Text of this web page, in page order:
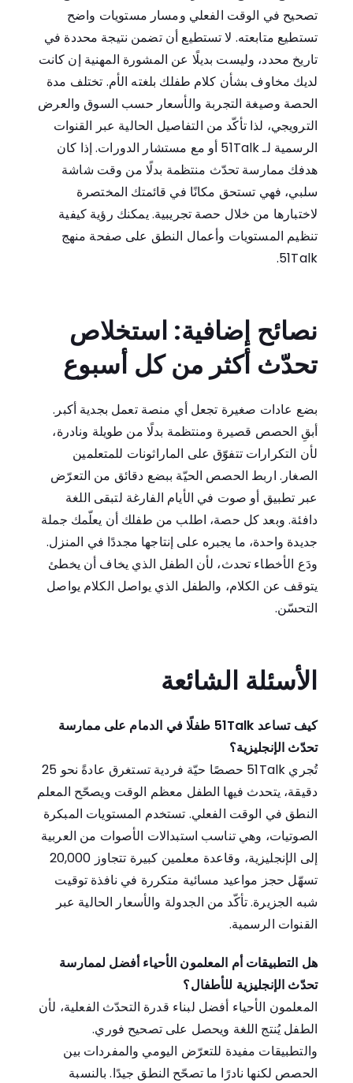
تصحيح في الوقت الفعلي ومسار مستويات واضح
تستطيع متابعته. لا تستطيع أن تضمن نتيجة محددة في
تاريخ محدد، وليست بديلًا عن المشورة المهنية إن كانت
لديك مخاوف بشأن كلام طفلك بلغته الأم. تختلف مدة
الحصة وصيغة التجربة والأسعار حسب السوق والعرض
الترويجي، لذا تأكّد من التفاصيل الحالية عبر القنوات
الرسمية لـ 51Talk أو مع مستشار الدورات. إذا كان
هدفك ممارسة تحدّث منتظمة بدلًا من وقت شاشة
سلبي، فهي تستحق مكانًا في قائمتك المختصرة
لاختبارها من خلال حصة تجريبية. يمكنك رؤية كيفية
تنظيم المستويات وأعمال النطق على صفحة منهج
51Talk
.
نصائح إضافية: استخلاص
تحدّث أكثر من كل أسبوع
بضع عادات صغيرة تجعل أي منصة تعمل بجدية أكبر.
أبقِ الحصص قصيرة ومنتظمة بدلًا من طويلة ونادرة،
لأن التكرارات تتفوّق على الماراثونات للمتعلمين
الصغار. اربط الحصص الحيّة ببضع دقائق من التعرّض
عبر تطبيق أو صوت في الأيام الفارغة لتبقى اللغة
دافئة. وبعد كل حصة، اطلب من طفلك أن يعلّمك جملة
جديدة واحدة، ما يجبره على إنتاجها مجددًا في المنزل.
ودَع الأخطاء تحدث، لأن الطفل الذي يخاف أن يخطئ
يتوقف عن الكلام، والطفل الذي يواصل الكلام يواصل
التحسّن.
الأسئلة الشائعة
كيف تساعد 51Talk طفلًا في الدمام على ممارسة
تحدّث الإنجليزية؟
تُجري 51Talk حصصًا حيّة فردية تستغرق عادةً نحو 25
دقيقة، يتحدث فيها الطفل معظم الوقت ويصحّح المعلم
النطق في الوقت الفعلي. تستخدم المستويات المبكرة
الصوتيات، وهي تناسب استبدالات الأصوات من العربية
إلى الإنجليزية، وقاعدة معلمين كبيرة تتجاوز 20,000
تسهّل حجز مواعيد مسائية متكررة في نافذة توقيت
شبه الجزيرة. تأكّد من الجدولة والأسعار الحالية عبر
القنوات الرسمية.
هل التطبيقات أم المعلمون الأحياء أفضل لممارسة
تحدّث الإنجليزية للأطفال؟
المعلمون الأحياء أفضل لبناء قدرة التحدّث الفعلية، لأن
الطفل يُنتج اللغة ويحصل على تصحيح فوري.
والتطبيقات مفيدة للتعرّض اليومي والمفردات بين
الحصص لكنها نادرًا ما تصحّح النطق جيدًا. بالنسبة